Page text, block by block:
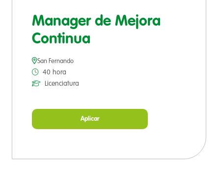
Manager de Mejora
Continua
San Fernando
40 hora
Licenciatura
Aplicar